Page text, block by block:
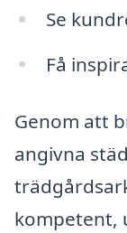
Se
Få
Genom att
angivna
kompetent,